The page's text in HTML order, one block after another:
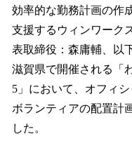
！
数
を
読
み
込
み
中
で
効率的な勤務計画の作
支援するウィンワーク
表取締役：森庸輔、以
滋賀県で開催される「
5」において、オフィ
ボランティアの配置計
した。